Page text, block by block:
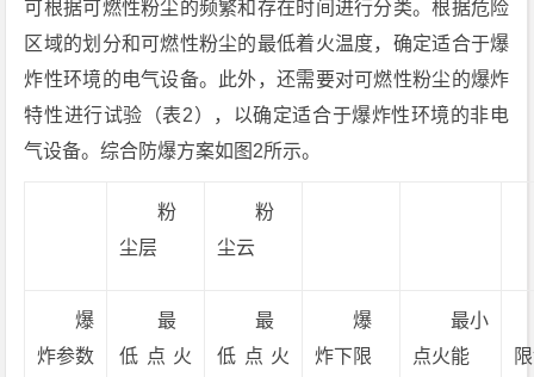
可根据可燃性粉尘的频繁和存在时间进行分类。根据危险
区域的划分和可燃性粉尘的最低着火温度，确定适合于爆
炸性环境的电气设备。此外，还需要对可燃性粉尘的爆炸
特性进行试验（表2），以确定适合于爆炸性环境的非电
气设备。综合防爆方案如图2所示。
粉
尘层
粉
尘云
爆
炸参数
最
低点火
最
低点火
爆
炸下限
最小
点火能